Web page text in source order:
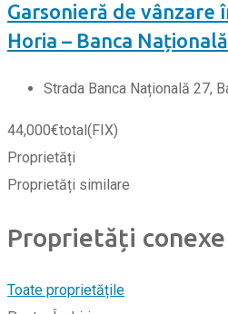
Garsonieră de vânzare
Horia – Banca
Strada Banca Națională 27,
44,000€total(FIX)
Proprietăți
Proprietăți similare
Proprietăți conexe
Toate proprietățile